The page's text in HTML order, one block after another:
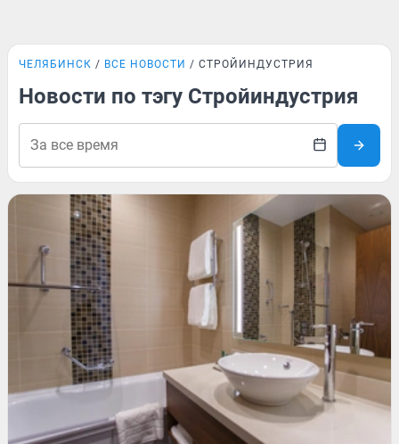
ЧЕЛЯБИНСК ВСЕ НОВОСТИ СТРОЙИНДУСТРИЯ
Новости по тэгу Стройиндустрия